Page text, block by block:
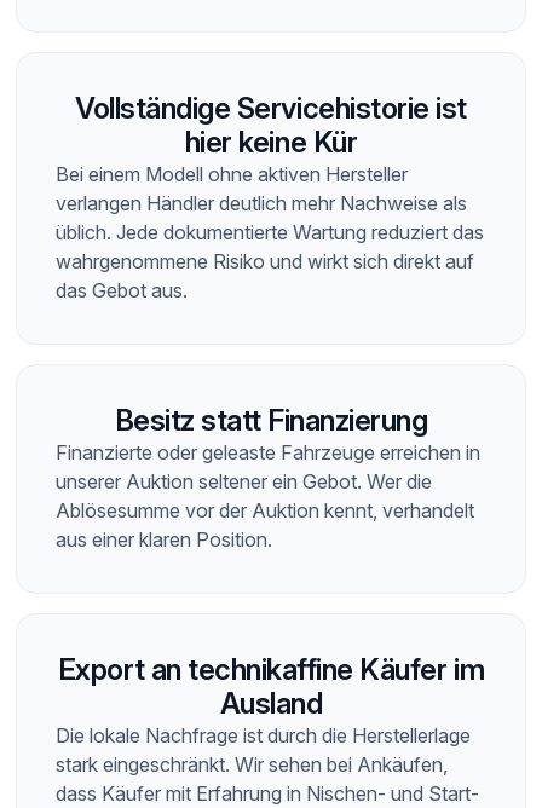
Vollständige Servicehistorie ist
hier keine Kür
Bei einem Modell ohne aktiven Hersteller
verlangen Händler deutlich mehr Nachweise als
üblich. Jede dokumentierte Wartung reduziert das
wahrgenommene Risiko und wirkt sich direkt auf
das Gebot aus.
Besitz statt Finanzierung
Finanzierte oder geleaste Fahrzeuge erreichen in
unserer Auktion seltener ein Gebot. Wer die
Ablösesumme vor der Auktion kennt, verhandelt
aus einer klaren Position.
Export an technikaffine Käufer im
Ausland
Die lokale Nachfrage ist durch die Herstellerlage
stark eingeschränkt. Wir sehen bei Ankäufen,
dass Käufer mit Erfahrung in Nischen- und Start-